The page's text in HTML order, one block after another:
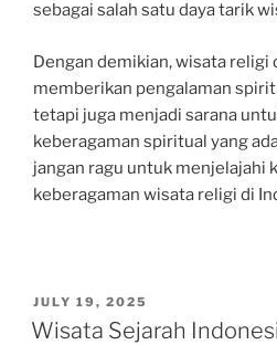
sebagai salah satu daya tarik
Dengan demikian, wisata religi
memberikan pengalaman
tetapi juga menjadi sarana
keberagaman spiritual yang
jangan ragu untuk menjelajahi
keberagaman wisata religi di
POSTED
ON
JULY 19, 2025
Wisata Sejarah